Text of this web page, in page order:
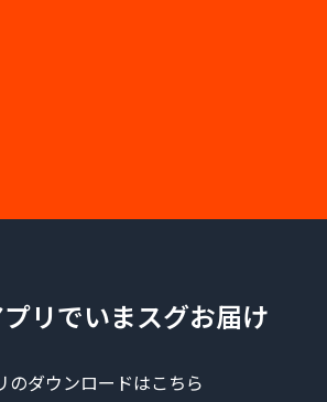
リでいまスグお届け
のダウンロードはこちら